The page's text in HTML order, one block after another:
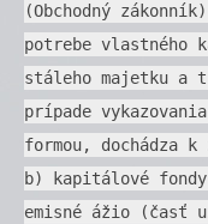
(Obchodný
potrebe vlastného
stáleho majetku a
prípade
formou, dochádza
b) kapitálové fondy
emisné ážio (časť